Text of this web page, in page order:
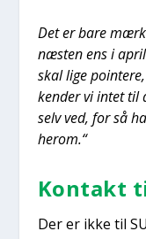
Det er bare
næsten ens i
skal lige
ken­der vi intet til
selv ved, for så
her­om.“
Kon­takt
Der er ikke til